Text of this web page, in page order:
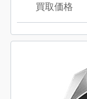
買取価格